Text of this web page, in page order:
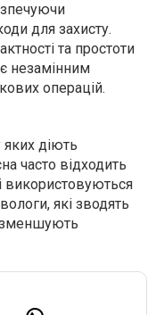
для захисту.
та простоти
незамінним
операцій.
діють
часто відходить
використовуються
які зводять
зменшують